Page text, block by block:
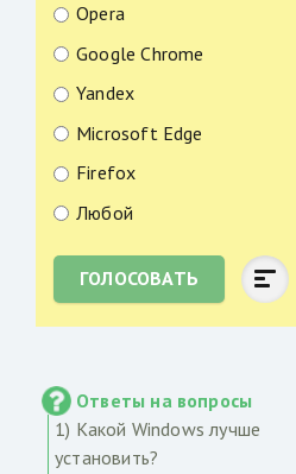
Opera
Google Chrome
Yandex
Microsoft Edge
Firefox
Любой
ГОЛОСОВАТЬ
Ответы на вопросы
1) Какой Windows лучше
установить?